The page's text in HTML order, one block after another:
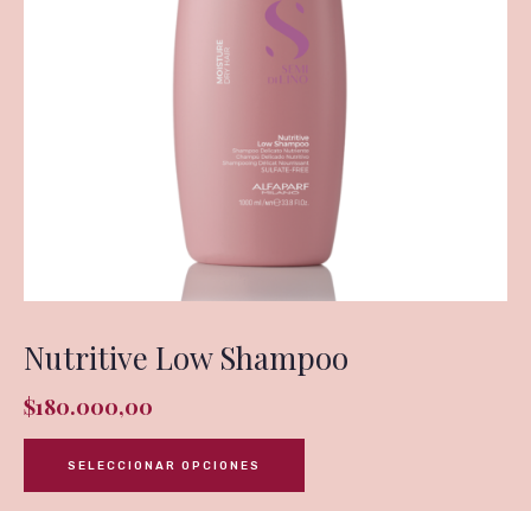
Nutritive Low Shampoo
$180.000,00
SELECCIONAR OPCIONES